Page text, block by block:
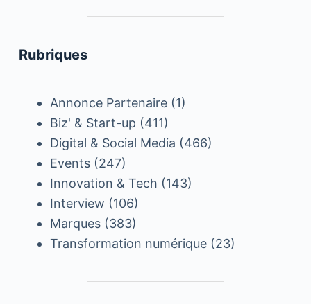
Rubriques
Annonce Partenaire(1)
Biz' & Start-up (411)
Digital & Social Media (466)
Events(247)
Innovation & Tech (143)
Interview (106)
Marques(383)
Transformation numérique(23)